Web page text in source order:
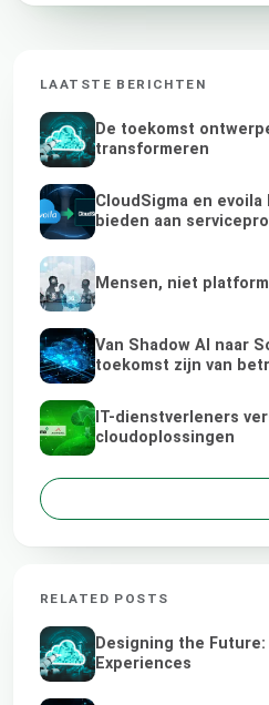
LAATSTE BERICHTEN
De toekomst
transformeren
CloudSigma en
bieden aan
Mensen, niet
Van Shadow AI naar
toekomst zijn van
IT-dienstverleners
cloudoplossingen
RELATED POSTS
Designing the
Experiences